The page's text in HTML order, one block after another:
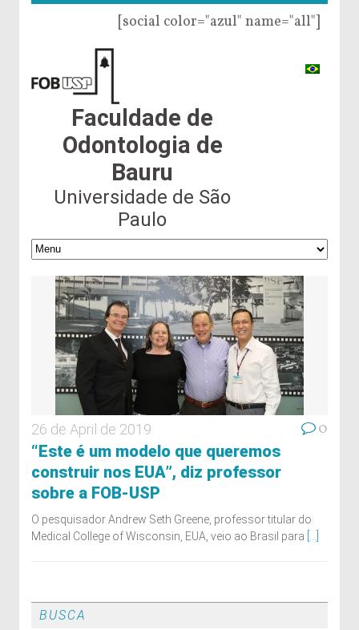
[social color="azul" name="all"]
Faculdade de
Odontologia de
Bauru
Universidade de São
Paulo
26 de April de 2019 0
“Este é um modelo que queremos
construir nos EUA”, diz professor
sobre a FOB-USP
O pesquisador Andrew Seth Greene, professor titular do
Medical College of Wisconsin, EUA, veio ao Brasil para
BUSCA